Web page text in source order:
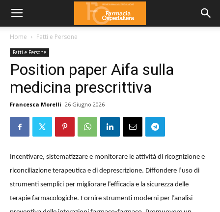
Home Fatti e Persone
Fatti e Persone
Position paper Aifa sulla
medicina prescrittiva
Francesca Morelli 26 Giugno 2026
Incentivare, sistematizzare e monitorare le attività di ricognizione e
riconciliazione terapeutica e di deprescrizione. Diffondere l’uso di
strumenti semplici per migliorare l’efficacia e la sicurezza delle
terapie farmacologiche. Fornire strumenti moderni per l’analisi